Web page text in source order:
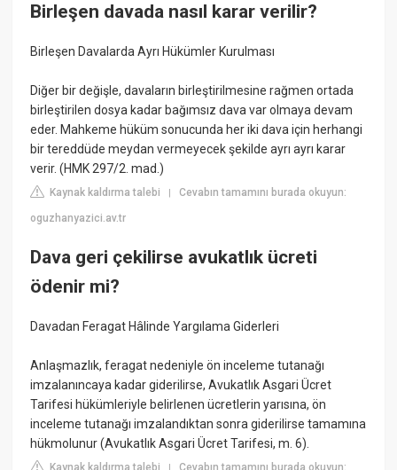
Birleşen davada nasıl karar verilir?
Birleşen Davalarda Ayrı Hükümler Kurulması
Diğer bir değişle, davaların birleştirilmesine rağmen ortada
birleştirilen dosya kadar bağımsız dava var olmaya devam
eder. Mahkeme hüküm sonucunda her iki dava için herhangi
bir tereddüde meydan vermeyecek şekilde ayrı ayrı karar
verir. (HMK 297/2. mad.)
Kaynak kaldırma talebi |Cevabın tamamını burada okuyun:
oguzhanyazici.av.tr
Dava geri çekilirse avukatlık ücreti
ödenir mi?
Davadan Feragat Hâlinde Yargılama Giderleri
Anlaşmazlık, feragat nedeniyle ön inceleme tutanağı
imzalanıncaya kadar giderilirse, Avukatlık Asgari Ücret
Tarifesi hükümleriyle belirlenen ücretlerin yarısına, ön
inceleme tutanağı imzalandıktan sonra giderilirse tamamına
hükmolunur (Avukatlık Asgari Ücret Tarifesi, m. 6).